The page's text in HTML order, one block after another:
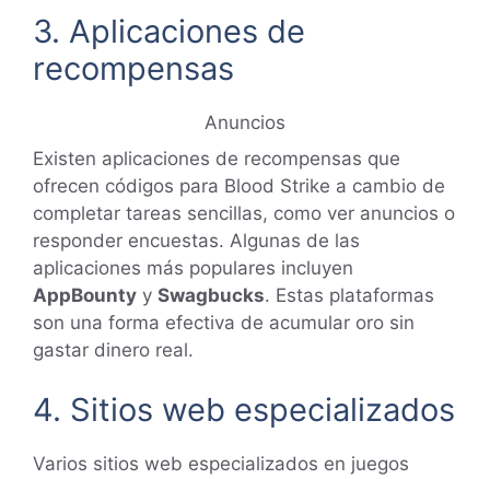
3. Aplicaciones de
recompensas
Anuncios
Existen aplicaciones de recompensas que
ofrecen códigos para Blood Strike a cambio de
completar tareas sencillas, como ver anuncios o
responder encuestas. Algunas de las
aplicaciones más populares incluyen
AppBounty y Swagbucks. Estas plataformas
son una forma efectiva de acumular oro sin
gastar dinero real.
4. Sitios web especializados
Varios sitios web especializados en juegos